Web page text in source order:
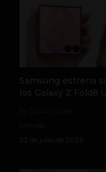
Samsung estrena
los Galaxy Z Fold8
22 de julio de 2026